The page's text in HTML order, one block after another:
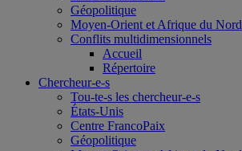
Géopolitique
Moyen-Orient et Afrique du Nord
Conflits multidimensionnels
Accueil
Répertoire
Chercheur-e-s
Tou-te-s les chercheur-e-s
États-Unis
Centre FrancoPaix
Géopolitique